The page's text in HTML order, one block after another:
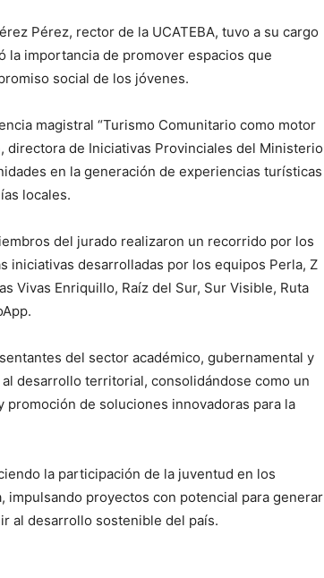
Pérez, rector de la UCATEBA, tuvo a su cargo
la importancia de promover espacios que
social de los jóvenes.
magistral “Turismo Comunitario como motor
directora de Iniciativas Provinciales del Ministerio
en la generación de experiencias turísticas
locales.
del jurado realizaron un recorrido por los
iniciativas desarrolladas por los equipos Perla, Z
Vivas Enriquillo, Raíz del Sur, Sur Visible, Ruta
del sector académico, gubernamental y
desarrollo territorial, consolidándose como un
de soluciones innovadoras para la
la participación de la juventud en los
proyectos con potencial para generar
al desarrollo sostenible del país.